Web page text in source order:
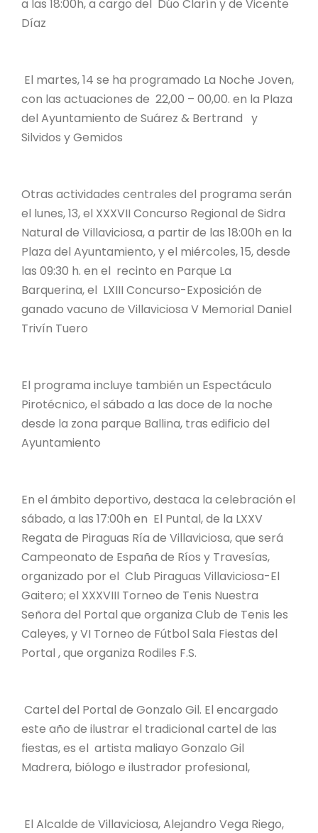
a las 18:00h, a cargo del Dúo Clarín y de Vicente
Díaz
El martes, 14 se ha programado La Noche Joven,
con las actuaciones de 22,00 – 00,00. en la Plaza
del Ayuntamiento de Suárez & Bertrand y
Silvidos y Gemidos
Otras actividades centrales del programa serán
el lunes, 13, el XXXVII Concurso Regional de Sidra
Natural de Villaviciosa, a partir de las 18:00h en la
Plaza del Ayuntamiento, y el miércoles, 15, desde
las 09:30 h. en el recinto en Parque La
Barquerina, el LXIII Concurso-Exposición de
ganado vacuno de Villaviciosa V Memorial Daniel
Trivín Tuero
El programa incluye también un Espectáculo
Pirotécnico, el sábado a las doce de la noche
desde la zona parque Ballina, tras edificio del
Ayuntamiento
En el ámbito deportivo, destaca la celebración el
sábado, a las 17:00h en El Puntal, de la LXXV
Regata de Piraguas Ría de Villaviciosa, que será
Campeonato de España de Ríos y Travesías,
organizado por el Club Piraguas Villaviciosa-El
Gaitero; el XXXVIII Torneo de Tenis Nuestra
Señora del Portal que organiza Club de Tenis les
Caleyes, y VI Torneo de Fútbol Sala Fiestas del
Portal , que organiza Rodiles F.S.
Cartel del Portal de Gonzalo Gil. El encargado
este año de ilustrar el tradicional cartel de las
fiestas, es el artista maliayo Gonzalo Gil
Madrera, biólogo e ilustrador profesional,
El Alcalde de Villaviciosa, Alejandro Vega Riego,